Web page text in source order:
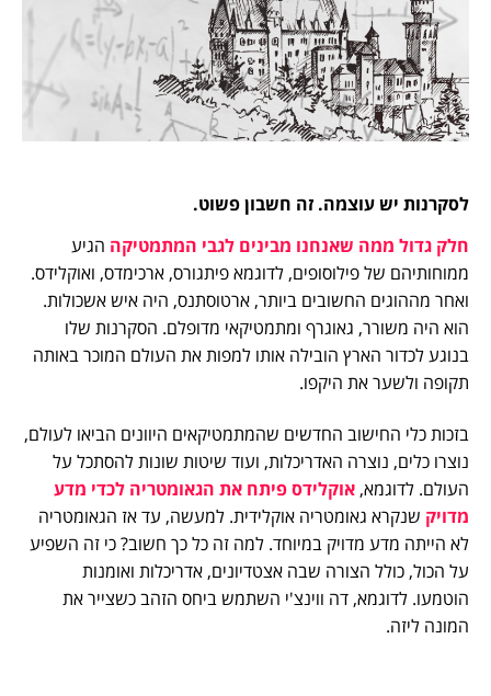
לסקרנות יש עוצמה. זה חשבון פשוט.
חלק גדול ממה שאנחנו מבינים לגבי המתמטיקה הגיע
ממוחותיהם של פילוסופים, לדוגמא פיתגורס, ארכימדס, ואוקלידס.
ואחר מההוגים החשובים ביותר, ארטוסתנס, היה איש אשכולות.
הוא היה משורר, גאוגרף ומתמטיקאי מדופלם. הסקרנות שלו
בנוגע לכדור הארץ הובילה אותו למפות את העולם המוכר באותה
תקופה ולשער את היקפו.
בזכות כלי החישוב החדשים שהמתמטיקאים היוונים הביאו לעולם,
נוצרו כלים, נוצרה האדריכלות, ועוד שיטות שונות להסתכל על
העולם. לדוגמא, אוקלידס פיתח את הגאומטריה לכדי מדע
מדויק שנקרא גאומטריה אוקלידית. למעשה, עד אז הגאומטריה
לא הייתה מדע מדויק במיוחד. למה זה כל כך חשוב? כי זה השפיע
על הכול, כולל הצורה שבה אצטדיונים, אדריכלות ואומנות
הוטמעו. לדוגמא, דה ווינצ'י השתמש ביחס הזהב כשצייר את
המונה ליזה.